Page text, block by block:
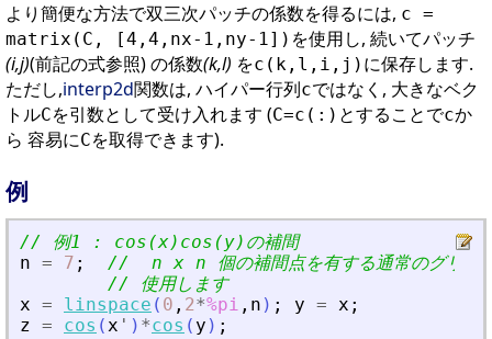
より簡便な方法で双三次パッチの係数を得るには, c =
matrix(C, [4,4,nx-1,ny-1]) を使用し, 続いてパッチ
(i,j)(前記の式参照) の係数(k,l) をc(k,l,i,j) に保存します.
ただし,interp2d関数は, ハイパー行列cではなく, 大きなベク
トルCを引数として受け入れます (C=c(:) とすることでcか
ら 容易にCを取得できます).
例
// 例1 : cos(x)cos(y)の補間
n = 7 ;
//  n x n 個の補間点を有する通常のグリッ
// 使用します
x = linspace ( 0 , 2*%pi , n ) ; y = x ;
z = cos (x ' ) *cos ( y ) ;